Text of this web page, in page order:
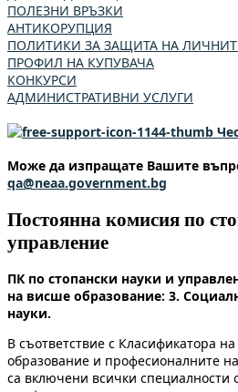
ПОЛЕЗНИ ВРЪЗКИ
АНТИКОРУПЦИЯ
ПОЛИТИКИ ЗА ЗАЩИТА НА
ПРОФИЛ НА КУПУВАЧА
КОНКУРСИ
АДМИНИСТРАТИВНИ УСЛУГИ
Може да изпращате Вашите
qa@neaa.government.bg
Постоянна комисия по
управление
ПК по стопански науки и
на висше образование: 3.
науки.
В съответствие с Класификатора
образование и професионалните
са включени всички специалности